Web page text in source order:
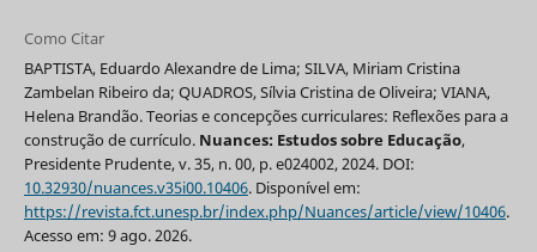
Como Citar
BAPTISTA, Eduardo Alexandre de Lima; SILVA, Miriam Cristina
Zambelan Ribeiro da; QUADROS, Sílvia Cristina de Oliveira; VIANA,
Helena Brandão. Teorias e concepções curriculares: Reflexões para a
construção de currículo. Nuances: Estudos sobre Educação,
Presidente Prudente, v. 35, n. 00, p. e024002, 2024. DOI:
10.32930/nuances.v35i00.10406. Disponível em:
https://revista.fct.unesp.br/index.php/Nuances/article/view/10406.
Acesso em: 9 ago. 2026.